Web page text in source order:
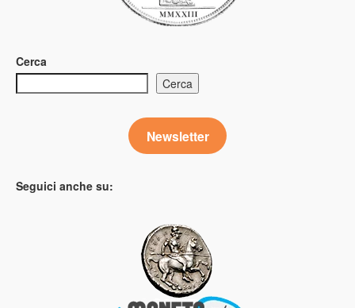
Cerca
Cerca
Newsletter
Seguici anche su: